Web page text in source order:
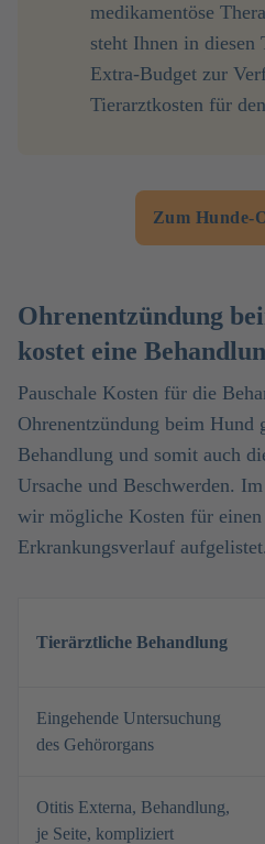
medikamentöse
steht Ihnen in diesen
Extra-Budget zur
Tierarztkosten für
Zum Hunde-
Ohrenentzündung
kostet eine
Pauschale Kosten für die
Ohrenentzündung beim Hund
Behandlung und somit auch
Ursache und Beschwerden.
wir mögliche Kosten für
Erkrankungsverlauf aufgelistet.
Tierärztliche Behandlung
Eingehende Untersuchung
des Gehörorgans
Otitis Externa, Behandlung,
je Seite, kompliziert